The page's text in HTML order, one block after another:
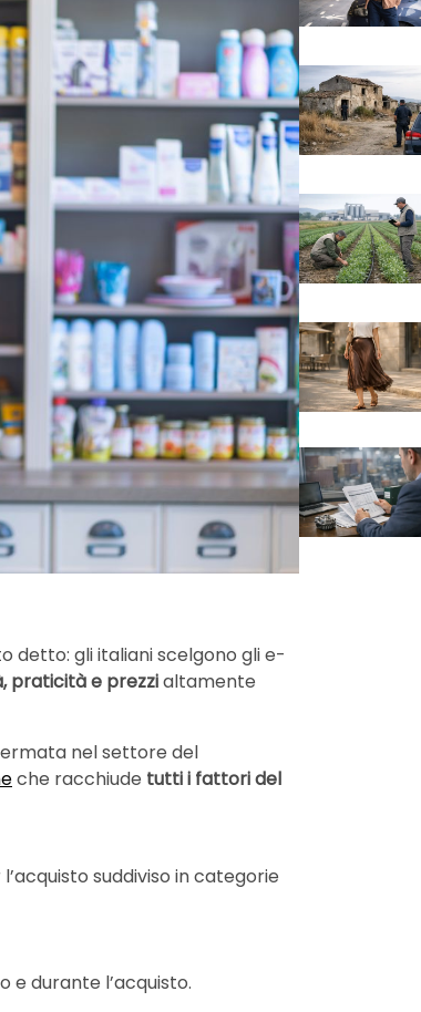
detto: gli italiani scelgono gli e-
praticità e prezzialtamente
nel settore del
che racchiude tutti i fattori del
suddiviso in categorie
e durante l’acquisto.